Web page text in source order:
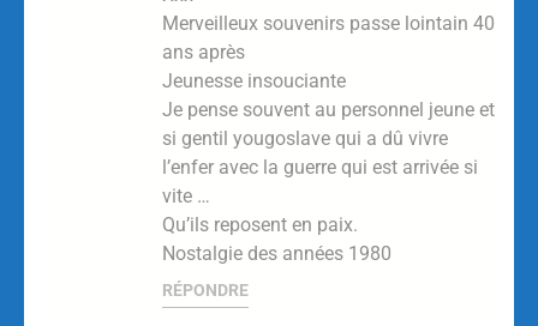
Merveilleux souvenirs passe lointain 40
ans après
Jeunesse insouciante
Je pense souvent au personnel jeune et
si gentil yougoslave qui a dû vivre
l’enfer avec la guerre qui est arrivée si
vite …
Qu’ils reposent en paix.
Nostalgie des années 1980
RÉPONDRE